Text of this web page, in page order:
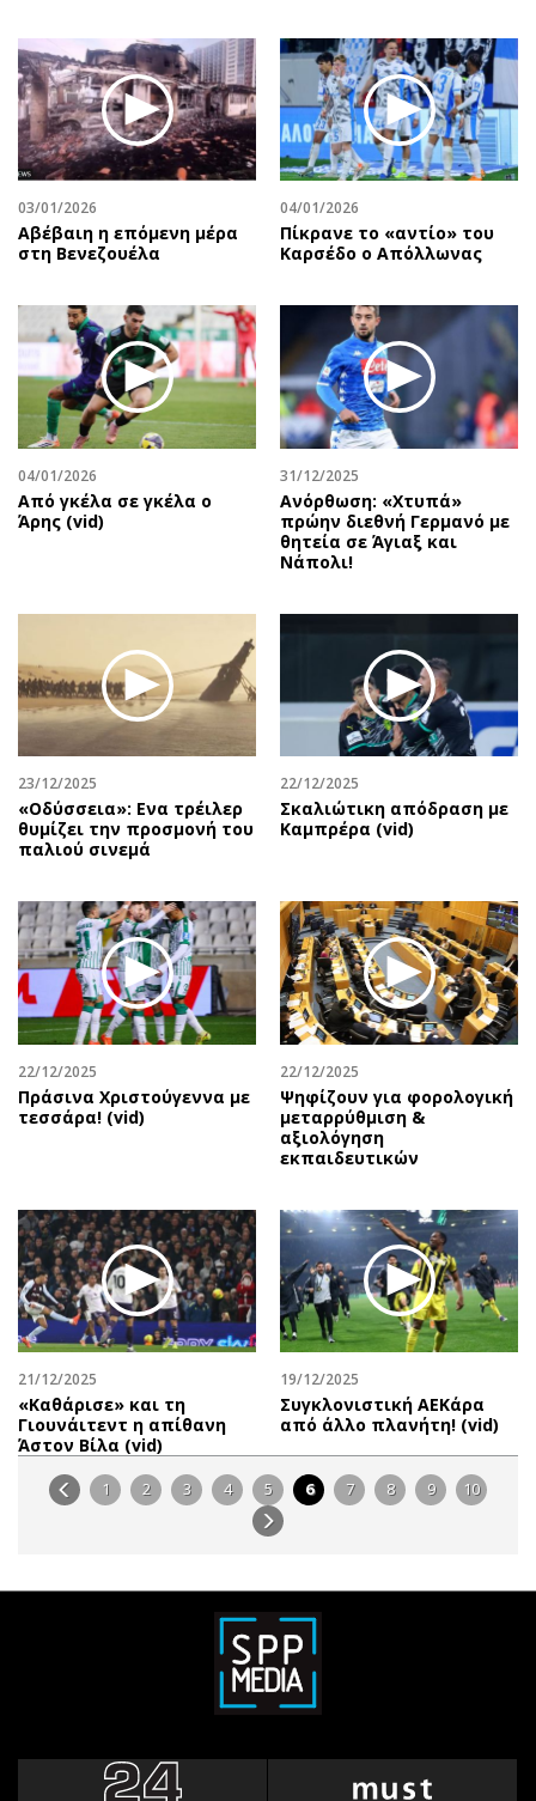
03/01/2026
Αβέβαιη η επόμενη μέρα
στη Βενεζουέλα
04/01/2026
Πίκρανε το «αντίο» του
Καρσέδο ο Απόλλωνας
04/01/2026
Από γκέλα σε γκέλα ο
Άρης (vid)
31/12/2025
Ανόρθωση: «Χτυπά»
πρώην διεθνή Γερμανό με
θητεία σε Άγιαξ και
Νάπολι!
23/12/2025
«Οδύσσεια»: Ενα τρέιλερ
θυμίζει την προσμονή του
παλιού σινεμά
22/12/2025
Σκαλιώτικη απόδραση με
Καμπρέρα (vid)
22/12/2025
Πράσινα Χριστούγεννα με
τεσσάρα! (vid)
22/12/2025
Ψηφίζουν για φορολογική
μεταρρύθμιση &
αξιολόγηση
εκπαιδευτικών
21/12/2025
«Καθάρισε» και τη
Γιουνάιτεντ η απίθανη
Άστον Βίλα (vid)
19/12/2025
Συγκλονιστική ΑΕΚάρα
από άλλο πλανήτη! (vid)
1 2 3 4 5 6 7 8 9 10